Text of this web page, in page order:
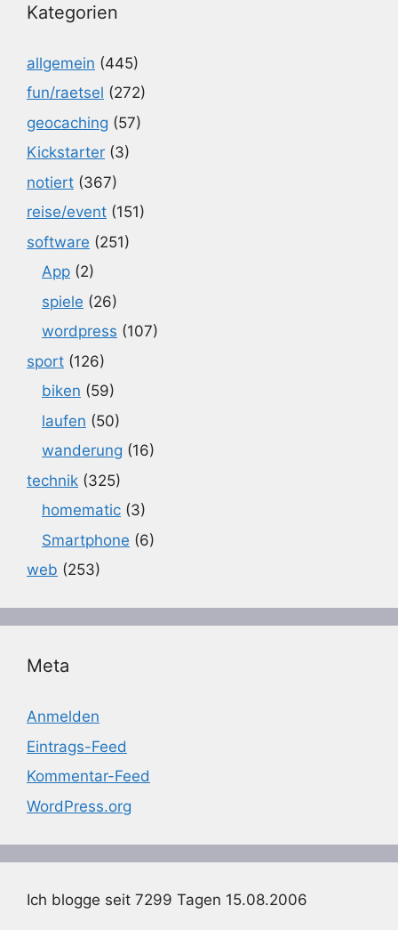
Kategorien
allgemein (445)
fun/raetsel (272)
geocaching (57)
Kickstarter (3)
notiert (367)
reise/event (151)
software (251)
App (2)
spiele (26)
wordpress (107)
sport (126)
biken (59)
laufen (50)
wanderung (16)
technik (325)
homematic (3)
Smartphone (6)
web (253)
Meta
Anmelden
Eintrags-Feed
Kommentar-Feed
WordPress.org
Ich blogge seit 7299 Tagen 15.08.2006